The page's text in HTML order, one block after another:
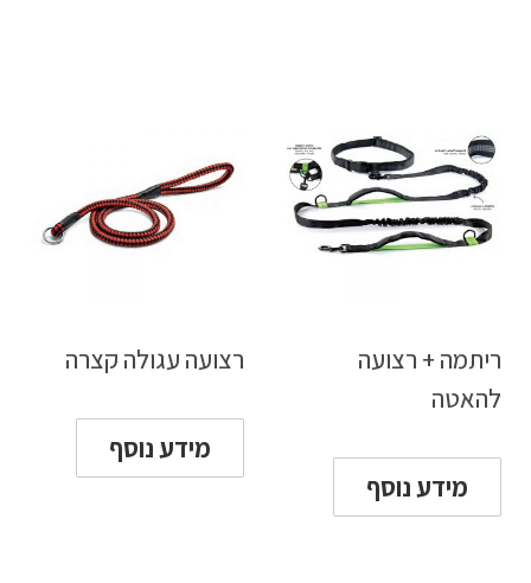
ריתמה + רצועה
להאטה
מידע נוסף
רצועה עגולה קצרה
מידע נוסף